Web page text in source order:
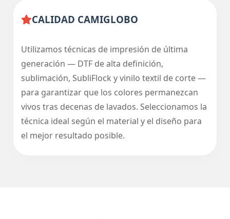
CALIDAD CAMIGLOBO
Utilizamos técnicas de impresión de última
generación — DTF de alta definición,
sublimación, SubliFlock y vinilo textil de corte —
para garantizar que los colores permanezcan
vivos tras decenas de lavados. Seleccionamos la
técnica ideal según el material y el diseño para
el mejor resultado posible.